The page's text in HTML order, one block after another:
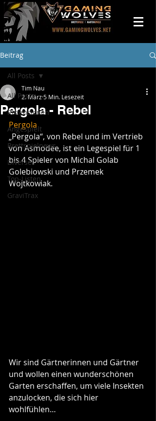
Beitrag
All Posts
Rezensionen
Angespielt
Brettspielnews
Diverses
Top-Listen
GraviTrax
All Posts
Pergola - Rebel
Tim Nau
2. März 5 Min. Lesezeit
Pergola
„Pergola“, von Rebel und im Vertrieb
von Asmodee, ist ein Legespiel für 1
bis 4 Spieler von Michal Golab
Golebiowski und Przemek
Wojtkowiak.
Wir sind Gärtnerinnen und Gärtner
und wollen einen wunderschönen
Garten erschaffen, um viele Insekten
anzulocken, die sich hier
wohlfühlen…